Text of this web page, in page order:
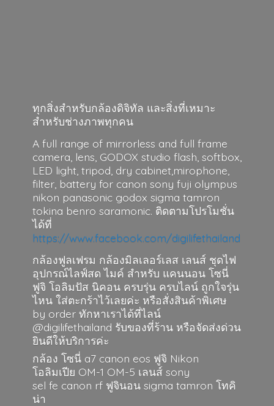
ทุกสิ่งสำหรับกล้องดิจิทัล และสิ่งที่เหมาะ
สำหรับช่างภาพทุกคน
A full range of mirrorless and full frame
camera, lens, GODOX studio flash, softbox,
LED light, tripod, dry cabinet,mirophone,
filter, battery for canon sony fuji olympus
nikon panasonic godox sigma tamron
tokina benro saramonic. ติดตามโปรโมชั่น
ได้ที่
https://www.facebook.com/digilifethailand
กล้องฟูลเฟรม กล้องมิลเลอร์เลส เลนส์ ชุดไฟ
อุปกรณ์ไลฟ์สด ไมค์ สำหรับ แคนนอน โซนี่
ฟูจิ โอลิมปัส นิคอน ครบรุ่น ครบไลน์ ถูกใจรุ่น
ไหน ใส่ตะกร้าไว้เลยค่ะ หรือสั่งสินค้าพิเศษ
by order ทักหาเราได้ที่ไลน์
@digilifethailand รับของที่ร้าน หรือจัดส่งด่วน
ยินดีให้บริการค่ะ
กล้อง โซนี่ a7 canon eos ฟูจิ Nikon
โอลิมเปีย OM-1 OM-5 เลนส์ sony
sel fe canon rf ฟูจินอน sigma tamron โทคิ
น่า